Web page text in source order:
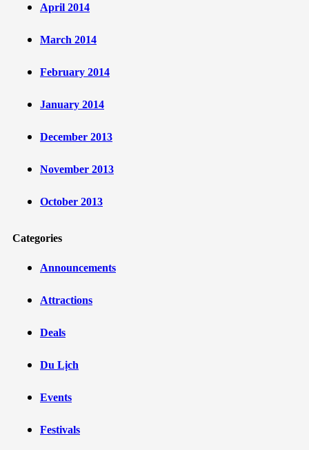
April 2014
March 2014
February 2014
January 2014
December 2013
November 2013
October 2013
Categories
Announcements
Attractions
Deals
Du Lịch
Events
Festivals